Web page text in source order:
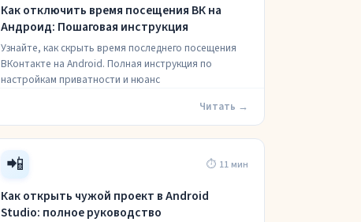
Как отключить время посещения ВК на
Андроид: Пошаговая инструкция
Узнайте, как скрыть время последнего посещения
ВКонтакте на Android. Полная инструкция по
настройкам приватности и нюанс
Читать →
📲 ⏱ 11 мин
Как открыть чужой проект в Android
Studio: полное руководство